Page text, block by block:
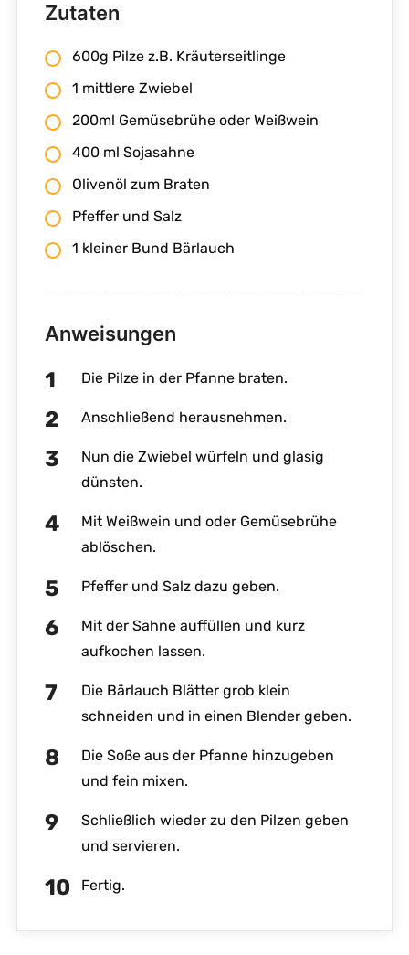
Zutaten
600g Pilze z.B. Kräuterseitlinge
1 mittlere Zwiebel
200ml Gemüsebrühe oder Weißwein
400 ml Sojasahne
Olivenöl zum Braten
Pfeffer und Salz
1 kleiner Bund Bärlauch
Anweisungen
Die Pilze in der Pfanne braten.
Anschließend herausnehmen.
Nun die Zwiebel würfeln und glasig
dünsten.
Mit Weißwein und oder Gemüsebrühe
ablöschen.
Pfeffer und Salz dazu geben.
Mit der Sahne auffüllen und kurz
aufkochen lassen.
Die Bärlauch Blätter grob klein
schneiden und in einen Blender geben.
Die Soße aus der Pfanne hinzugeben
und fein mixen.
Schließlich wieder zu den Pilzen geben
und servieren.
Fertig.